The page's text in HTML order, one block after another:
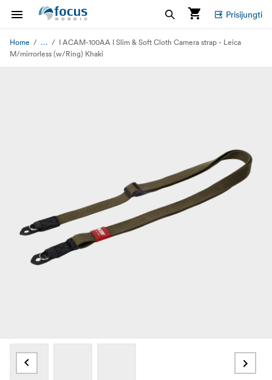
Prisijungti
Home ...
I ACAM-100AA I Slim & Soft Cloth Camera strap - Leica
M/mirrorless (w/Ring) Khaki